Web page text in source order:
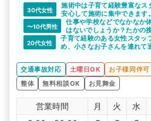
30代女性
施術中は子育て経験豊富な
安心して施術に集中できます
で自動車での通院も可能です
〜10代男性
仕事や学校などでなかなか
はないでしょうか？たかの
の怪我の施術経験が豊富な
20代女性
子育て経験のある女性スタッ
め、小さなお子さんを連れて
を運転する主婦の方も通いや
平日はもちろん、土曜日20時
すよね。
交通事故対応 土曜日OK お子様同伴可
整体
無料相談OK お見舞金
営業時間 月 火 水